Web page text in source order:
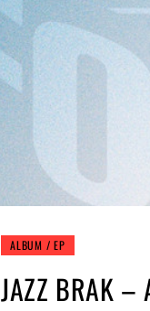
ALBUM / EP
JAZZ BRAK –